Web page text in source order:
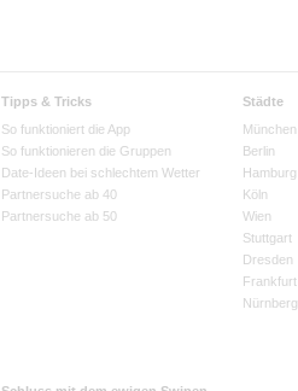
Tipps & Tricks
So funktioniert die App
So funktionieren die Gruppen
Date-Ideen bei schlechtem Wetter
Partnersuche ab 40
Partnersuche ab 50
Städte
München
Berlin
Hamburg
Köln
Wien
Stuttgart
Dresden
Frankfurt
Nürnberg